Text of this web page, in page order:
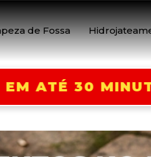
de Fossa
24 HORAS —